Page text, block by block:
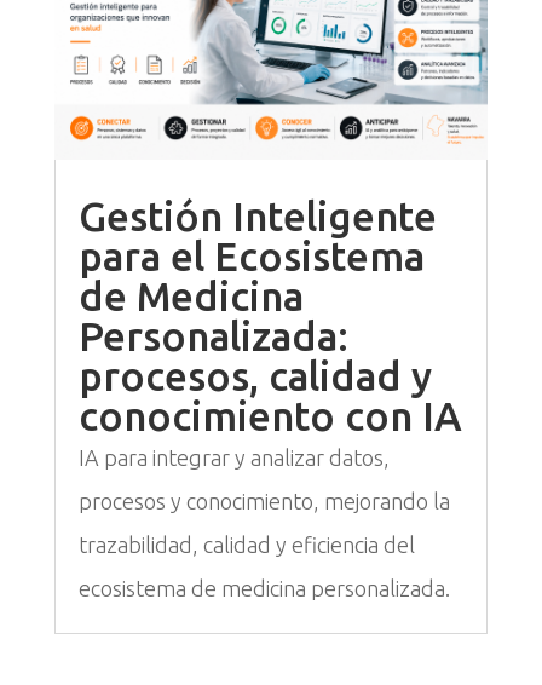
Gestión Inteligente
para el Ecosistema
de Medicina
Personalizada:
procesos, calidad y
conocimiento con IA
IA para integrar y analizar datos,
procesos y conocimiento, mejorando la
trazabilidad, calidad y eficiencia del
ecosistema de medicina personalizada.